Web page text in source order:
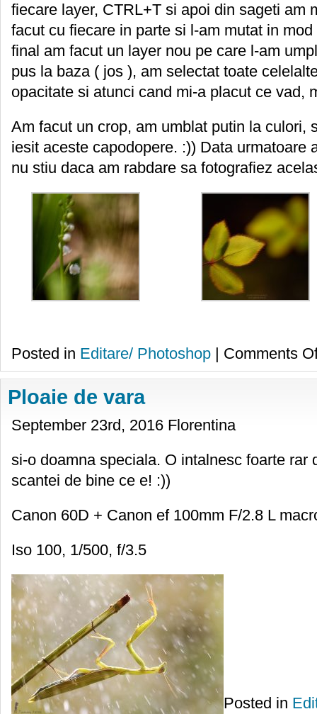
fiecare layer, CTRL+T si apoi din sageti am
facut cu fiecare in parte si l-am mutat in
final am facut un layer nou pe care l-am
pus la baza ( jos ), am selectat toate
opacitate si atunci cand mi-a placut ce vad,
Am facut un crop, am umblat putin la culori,
iesit aceste capodopere. :)) Data urmatoare
nu stiu daca am rabdare sa fotografiez
Posted in Editare/ Photoshop | Comments
Ploaie de vara
September 23rd, 2016 Florentina
si-o doamna speciala. O intalnesc foarte
scantei de bine ce e! :))
Canon 60D + Canon ef 100mm F/2.8 L
Iso 100, 1/500, f/3.5
Posted in